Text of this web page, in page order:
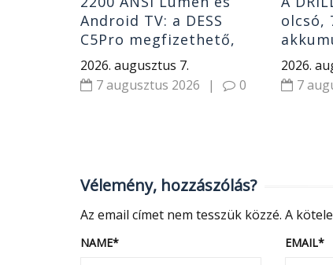
Android TV: a DESS
C5Pro megfizethető,
mégsem tipikus olcsó
projektor
2026. augusztus 7.
7 augusztus 2026
| 0
olcsó,
2026.
7
Vélemény, hozzászólás?
Az email címet nem tesszük közzé. A
NAME* EMAIL*